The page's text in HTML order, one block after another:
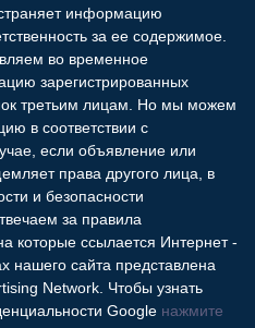
информацию
за ее содержимое.
во временное
зарегистрированных
третьим лицам. Но мы можем
в соответствии с
если объявление или
права другого лица, в
и безопасности
за правила
которые ссылается Интернет -
нашего сайта представлена
Network. Чтобы узнать
Google нажмите